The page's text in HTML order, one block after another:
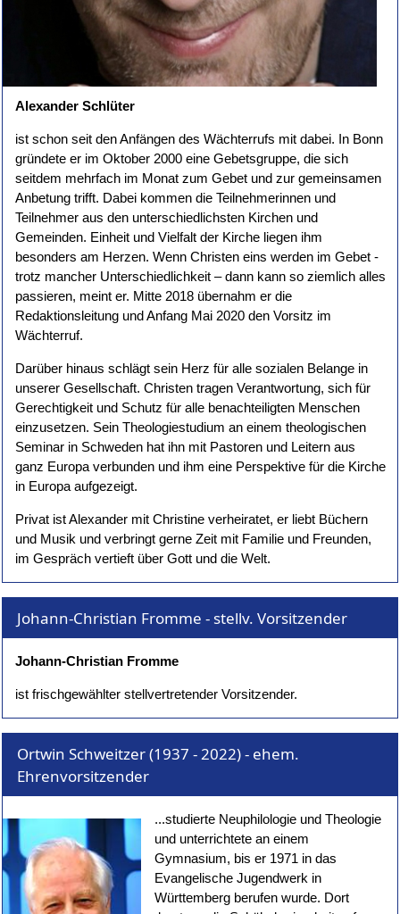
Alexander Schlüter
ist schon seit den Anfängen des Wächterrufs mit dabei. In Bonn
gründete er im Oktober 2000 eine Gebetsgruppe, die sich
seitdem mehrfach im Monat zum Gebet und zur gemeinsamen
Anbetung trifft. Dabei kommen die Teilnehmerinnen und
Teilnehmer aus den unterschiedlichsten Kirchen und
Gemeinden. Einheit und Vielfalt der Kirche liegen ihm
besonders am Herzen. Wenn Christen eins werden im Gebet -
trotz mancher Unterschiedlichkeit – dann kann so ziemlich alles
passieren, meint er. Mitte 2018 übernahm er die
Redaktionsleitung und Anfang Mai 2020 den Vorsitz im
Wächterruf.
Darüber hinaus schlägt sein Herz für alle sozialen Belange in
unserer Gesellschaft. Christen tragen Verantwortung, sich für
Gerechtigkeit und Schutz für alle benachteiligten Menschen
einzusetzen. Sein Theologiestudium an einem theologischen
Seminar in Schweden hat ihn mit Pastoren und Leitern aus
ganz Europa verbunden und ihm eine Perspektive für die Kirche
in Europa aufgezeigt.
Privat ist Alexander mit Christine verheiratet, er liebt Büchern
und Musik und verbringt gerne Zeit mit Familie und Freunden,
im Gespräch vertieft über Gott und die Welt.
Johann-Christian Fromme - stellv. Vorsitzender
Johann-Christian Fromme
ist frischgewählter stellvertretender Vorsitzender.
Ortwin Schweitzer (1937 - 2022) - ehem.
Ehrenvorsitzender
...studierte Neuphilologie und Theologie
und unterrichtete an einem
Gymnasium, bis er 1971 in das
Evangelische Jugendwerk in
Württemberg berufen wurde. Dort